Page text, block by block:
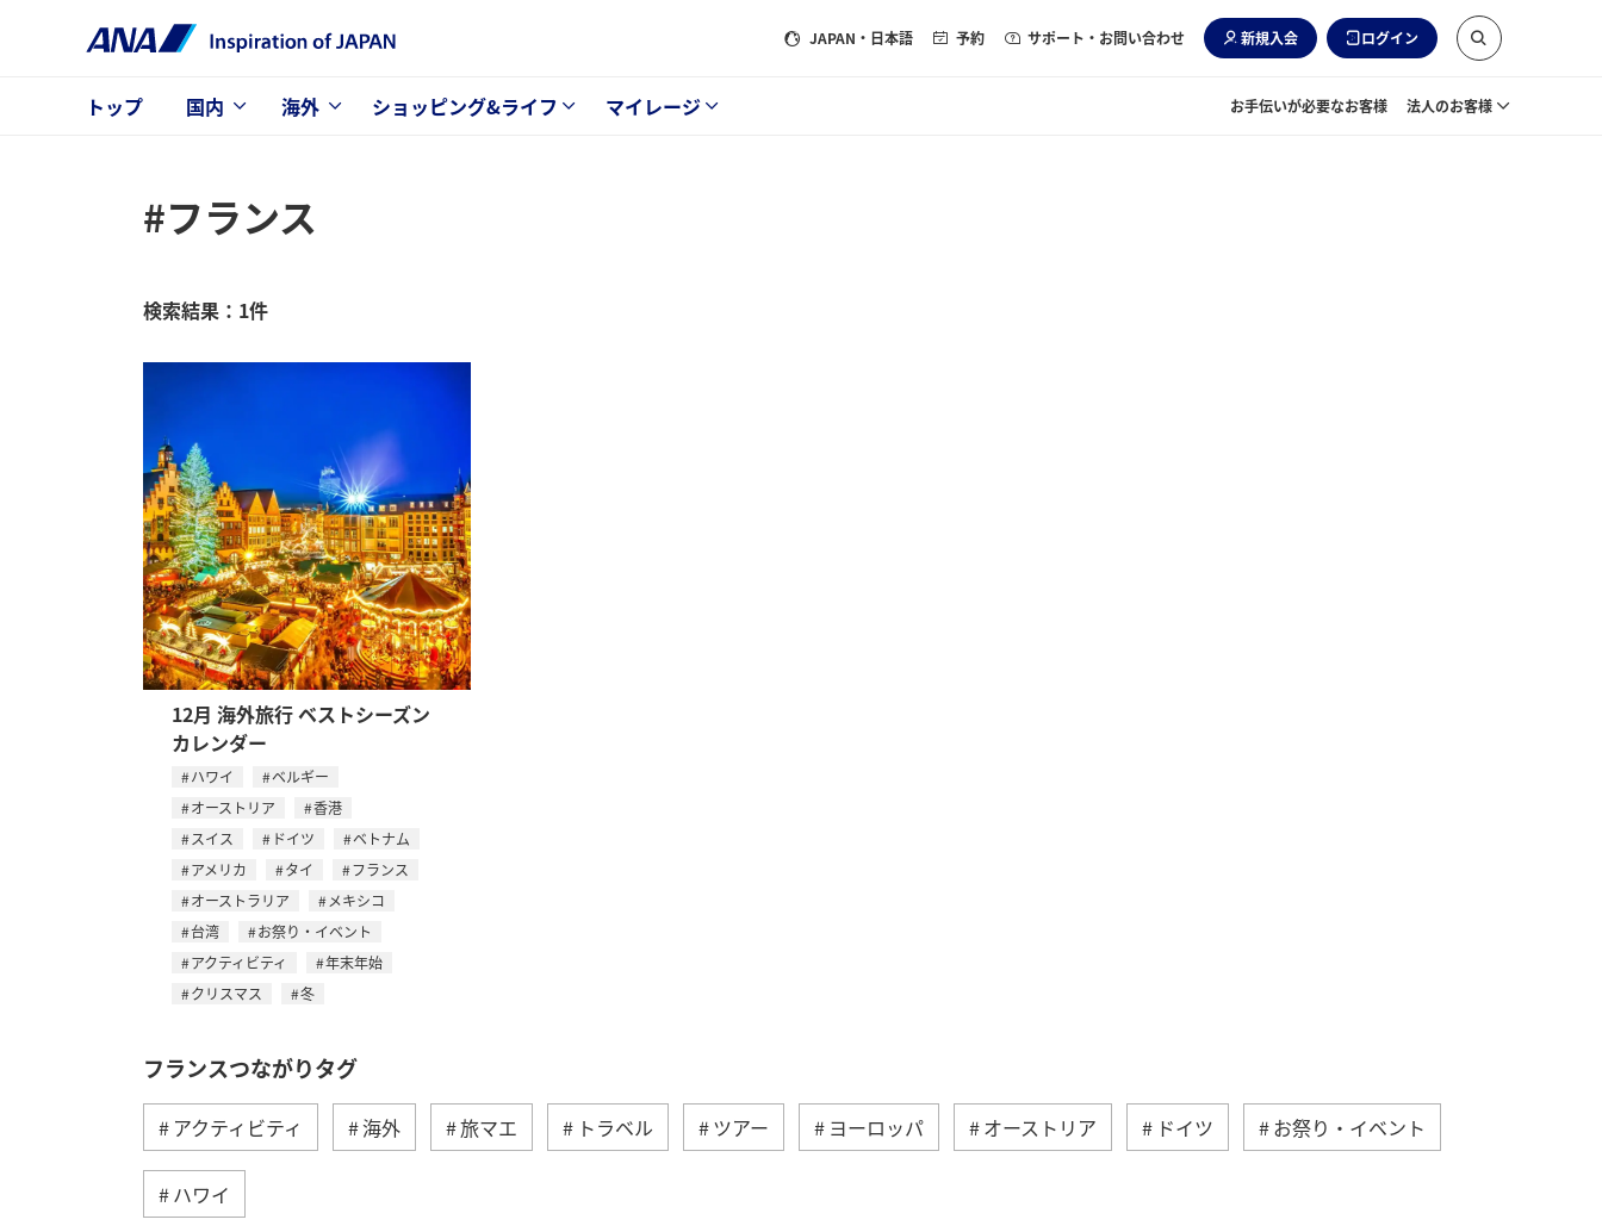
JAPAN ・日本語 予約 サポート・お問い合わせ 新規入会 ログイン
トップ 国内 海外 ショッピング&ライフ マイレージ お手伝いが必要なお客様 法人のお客様
#フランス
検索結果：1件
12月 海外旅行 ベストシーズン
カレンダー
ハワイ
ベルギー
オーストリア
香港
スイス
ドイツ
ベトナム
アメリカ
タイ
フランス
オーストラリア
メキシコ
台湾
お祭り・イベント
アクティビティ
年末年始
クリスマス
冬
フランスつながりタグ
アクティビティ 海外 旅マエ トラベル ツアー ヨーロッパ オーストリア ドイツ お祭り・イベント
ハワイ